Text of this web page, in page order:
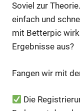
Soviel zur
einfach und
mit Betterpic
Ergebnisse aus?
Fangen wir mit
Die